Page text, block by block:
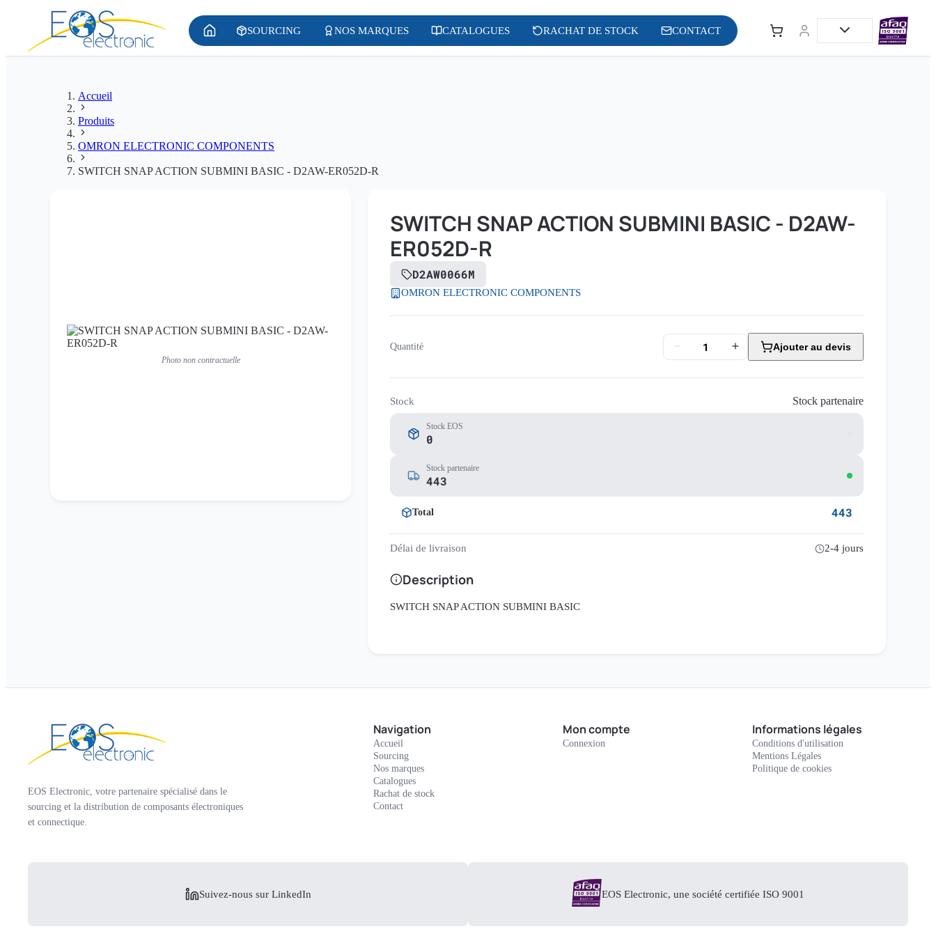
SOURCING NOS MARQUES CATALOGUES RACHAT DE STOCK CONTACT
Accueil
Produits
OMRON ELECTRONIC COMPONENTS
SWITCH SNAP ACTION SUBMINI BASIC - D2AW-ER052D-R
Photo non contractuelle
SWITCH SNAP ACTION SUBMINI BASIC - D2AW-
ER052D-R
D2AW0066M
OMRON ELECTRONIC COMPONENTS
Quantité Ajouter au devis
Stock Stock partenaire
Stock EOS
0
Stock partenaire
443
Total 443
Délai de livraison 2-4 jours
Description
SWITCH SNAP ACTION SUBMINI BASIC
EOS Electronic, votre partenaire spécialisé dans le
sourcing et la distribution de composants électroniques
et connectique.
Navigation
Accueil
Sourcing
Nos marques
Catalogues
Rachat de stock
Contact
Mon compte
Connexion
Informations légales
Conditions d'utilisation
Mentions Légales
Politique de cookies
Suivez-nous sur LinkedIn EOS Electronic, une société certifiée ISO 9001